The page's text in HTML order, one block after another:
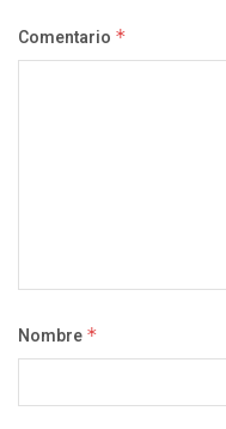
Comentario *
Nombre *